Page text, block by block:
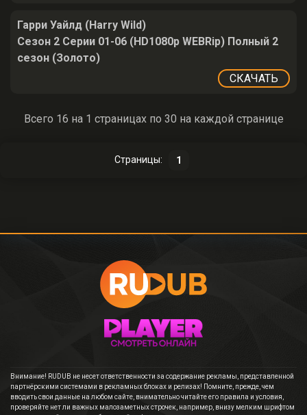
Гарри Уайлд (Harry Wild)
Сезон 2 Серии 01-06 (HD1080p WEBRip) Полный 2
сезон (Золото)
СКАЧАТЬ
Всего 16 на 1 страницах по 30 на каждой странице
Страницы: 1
Внимание! RUDUB не несет ответственности за содержание рекламы, представленной
партнёрскими системами в рекламных блоках и релизах! Помните, прежде, чем
вводить свои данные на любом сайте, внимательно читайте его правила и условия,
проверяйте нет ли важных малозаметных строчек, например, внизу мелким шрифтом